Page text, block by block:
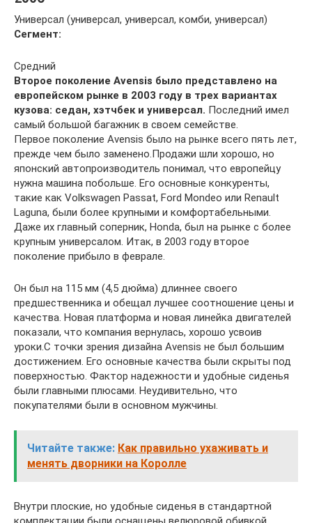
Универсал (универсал, универсал, комби, универсал)
Сегмент:
Средний
Второе поколение Avensis было представлено на
европейском рынке в 2003 году в трех вариантах
кузова: седан, хэтчбек и универсал. Последний имел
самый большой багажник в своем семействе.
Первое поколение Avensis было на рынке всего пять лет,
прежде чем было заменено.Продажи шли хорошо, но
японский автопроизводитель понимал, что европейцу
нужна машина побольше. Его основные конкуренты,
такие как Volkswagen Passat, Ford Mondeo или Renault
Laguna, были более крупными и комфортабельными.
Даже их главный соперник, Honda, был на рынке с более
крупным универсалом. Итак, в 2003 году второе
поколение прибыло в феврале.
Он был на 115 мм (4,5 дюйма) длиннее своего
предшественника и обещал лучшее соотношение цены и
качества. Новая платформа и новая линейка двигателей
показали, что компания вернулась, хорошо усвоив
уроки.С точки зрения дизайна Avensis не был большим
достижением. Его основные качества были скрыты под
поверхностью. Фактор надежности и удобные сиденья
были главными плюсами. Неудивительно, что
покупателями были в основном мужчины.
Читайте также: Как правильно ухаживать и
менять дворники на Королле
Внутри плоские, но удобные сиденья в стандартной